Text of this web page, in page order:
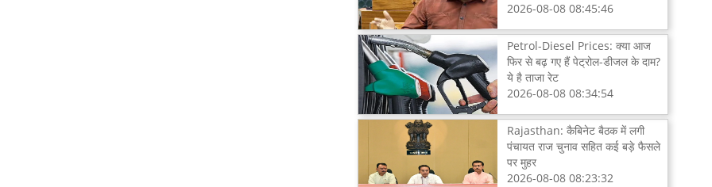
2026-08-08 08:45:46
Petrol-Diesel Prices: क्या आज
फिर से बढ़ गए हैं पेट्रोल-डीजल के दाम?
ये है ताजा रेट
2026-08-08 08:34:54
Rajasthan: कैबिनेट बैठक में लगी
पंचायत राज चुनाव सहित कई बड़े फैसले
पर मुहर
2026-08-08 08:23:32